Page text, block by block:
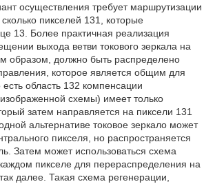
осуществления требует маршрутизации
сколько пикселей 131, которые
13. Более практичная реализация
выхода ветви токового зеркала на
образом, должно быть распределено
которое является общим для
область 132 компенсации
схемы) имеет только
затем направляется на пиксели 131
альтернативе токовое зеркало может
пикселя, но распространяется
Затем может использоваться схема
пикселе для перераспределения на
далее. Такая схема регенерации,